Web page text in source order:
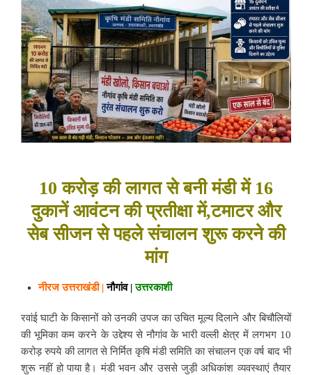
10 करोड़ की लागत से बनी मंडी में 16
दुकानें आवंटन की प्रतीक्षा में,टमाटर और
सेब सीजन से पहले संचालन शुरू करने की
मांग
नीरज उत्तराखंडी |नौगांव |उत्तरकाशी
रवांई घाटी के किसानों को उनकी उपज का उचित मूल्य दिलाने और बिचौलियों
की भूमिका कम करने के उद्देश्य से नौगांव के भारी वल्ली क्षेत्र में लगभग 10
करोड़ रुपये की लागत से निर्मित कृषि मंडी समिति का संचालन एक वर्ष बाद भी
शुरू नहीं हो पाया है। मंडी भवन और उससे जुड़ी अधिकांश व्यवस्थाएं तैयार